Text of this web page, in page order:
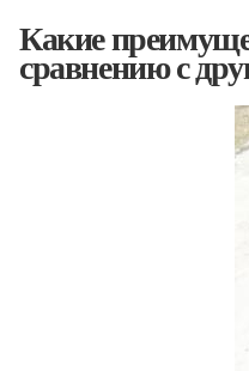
Какие
сравнению с